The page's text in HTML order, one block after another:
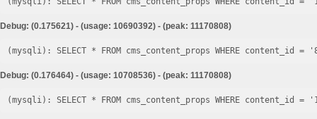
Debug: (0.175621) - (usage: 10690392) - (peak: 11170808)
Debug: (0.176464) - (usage: 10708536) - (peak: 11170808)